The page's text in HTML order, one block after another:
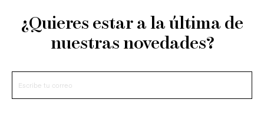
¿Quieres estar a la última de
nuestras novedades?